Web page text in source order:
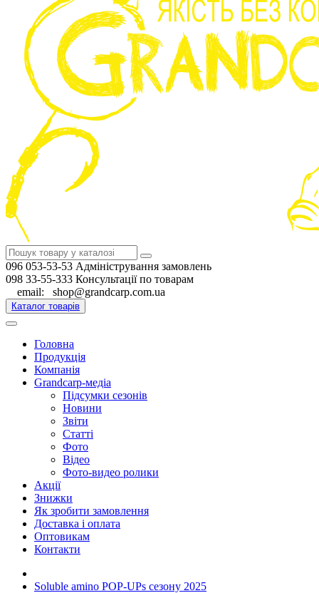
096 053-53-53 Адміністрування замовлень
098 33-55-333 Консультації по товарам
email: shop@grandcarp.com.ua
Каталог товарів
Головна
Продукція
Компанія
Grandcarp-медіа
Підсумки сезонів
Новини
Звіти
Статті
Фото
Відео
Фото-видео ролики
Акції
Знижки
Як зробити замовлення
Доставка і оплата
Оптовикам
Контакти
Soluble amino POP-UPs сезону 2025